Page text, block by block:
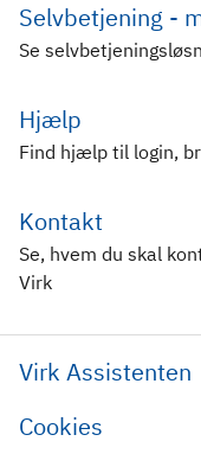
Selvbetjening -
Se
Hjælp
Find hjælp til login,
Kontakt
Se, hvem du skal
Virk
Virk Assistenten
Cookies